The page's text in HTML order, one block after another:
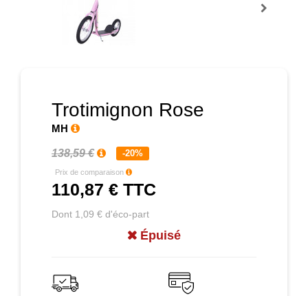
Trotimignon Rose
MH
138,59 € -20%
Prix de comparaison
110,87 € TTC
Dont 1,09 € d'éco-part
Épuisé